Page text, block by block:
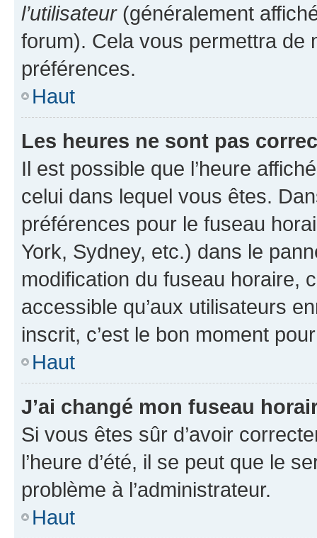
l’utilisateur(généralement
forum). Cela vous permettra de
préférences.
Haut
Les heures ne sont pas
Il est possible que l’heure
celui dans lequel vous êtes.
préférences pour le fuseau
York, Sydney, etc.) dans le
modification du fuseau horaire,
accessible qu’aux utilisateurs
inscrit, c’est le bon moment
Haut
J’ai changé mon fuseau
Si vous êtes sûr d’avoir
l’heure d’été, il se peut que le
problème à l’administrateur.
Haut